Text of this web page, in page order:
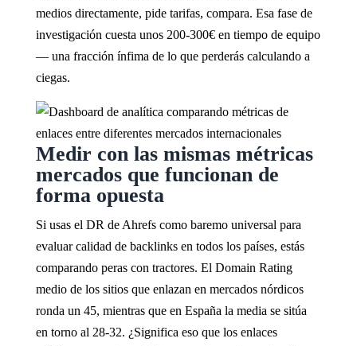
medios directamente, pide tarifas, compara. Esa fase de
investigación cuesta unos 200-300€ en tiempo de equipo
— una fracción ínfima de lo que perderás calculando a
ciegas.
Medir con las mismas métricas
mercados que funcionan de
forma opuesta
Si usas el DR de Ahrefs como baremo universal para
evaluar calidad de backlinks en todos los países, estás
comparando peras con tractores. El Domain Rating
medio de los sitios que enlazan en mercados nórdicos
ronda un 45, mientras que en España la media se sitúa
en torno al 28-32. ¿Significa eso que los enlaces